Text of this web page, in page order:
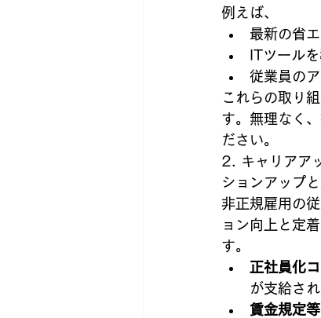
例えば、
最新の省
ITツール
従業員の
これらの取り
す。無理なく
ださい。
2. キャリアア
ションアップと
非正規雇用の
ョン向上と定
す。
正社員化
が支給さ
賃金規定